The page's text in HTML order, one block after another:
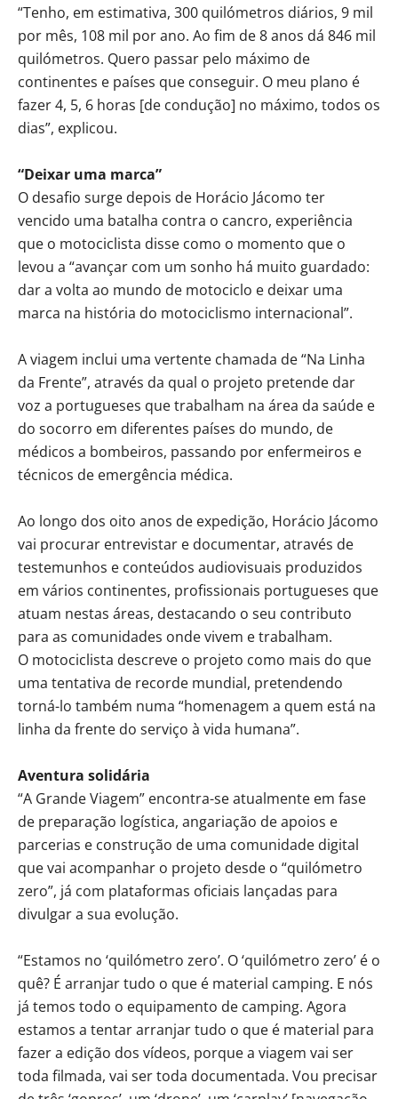
“Tenho, em estimativa, 300 quilómetros diários, 9 mil
por mês, 108 mil por ano. Ao fim de 8 anos dá 846 mil
quilómetros. Quero passar pelo máximo de
continentes e países que conseguir. O meu plano é
fazer 4, 5, 6 horas [de condução] no máximo, todos os
dias”, explicou.
“Deixar uma marca”
O desafio surge depois de Horácio Jácomo ter
vencido uma batalha contra o cancro, experiência
que o motociclista disse como o momento que o
levou a “avançar com um sonho há muito guardado:
dar a volta ao mundo de motociclo e deixar uma
marca na história do motociclismo internacional”.
A viagem inclui uma vertente chamada de “Na Linha
da Frente”, através da qual o projeto pretende dar
voz a portugueses que trabalham na área da saúde e
do socorro em diferentes países do mundo, de
médicos a bombeiros, passando por enfermeiros e
técnicos de emergência médica.
Ao longo dos oito anos de expedição, Horácio Jácomo
vai procurar entrevistar e documentar, através de
testemunhos e conteúdos audiovisuais produzidos
em vários continentes, profissionais portugueses que
atuam nestas áreas, destacando o seu contributo
para as comunidades onde vivem e trabalham.
O motociclista descreve o projeto como mais do que
uma tentativa de recorde mundial, pretendendo
torná-lo também numa “homenagem a quem está na
linha da frente do serviço à vida humana”.
Aventura solidária
“A Grande Viagem” encontra-se atualmente em fase
de preparação logística, angariação de apoios e
parcerias e construção de uma comunidade digital
que vai acompanhar o projeto desde o “quilómetro
zero”, já com plataformas oficiais lançadas para
divulgar a sua evolução.
“Estamos no ‘quilómetro zero’. O ‘quilómetro zero’ é o
quê? É arranjar tudo o que é material camping. E nós
já temos todo o equipamento de camping. Agora
estamos a tentar arranjar tudo o que é material para
fazer a edição dos vídeos, porque a viagem vai ser
toda filmada, vai ser toda documentada. Vou precisar